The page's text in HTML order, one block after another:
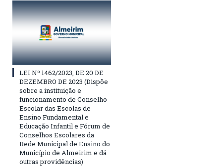
LEI Nº 1462/2023, DE 20 DE
DEZEMBRO DE 2023 (Dispõe
sobre a instituição e
funcionamento de Conselho
Escolar das Escolas de
Ensino Fundamental e
Educação Infantil e Fórum de
Conselhos Escolares da
Rede Municipal de Ensino do
Município de Almeirim e dá
outras providências)